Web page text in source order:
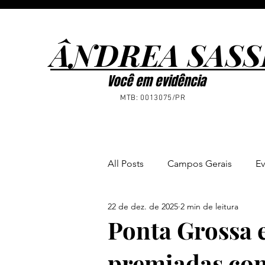
ÂNDREA
ÂNDREA
Você em evidência
MTB: 0013075/PR
All Posts Campos Gerais
Ponta Grossa Notícias
Ponta Grossa
22 de dez. de 2025 2 min de leitura